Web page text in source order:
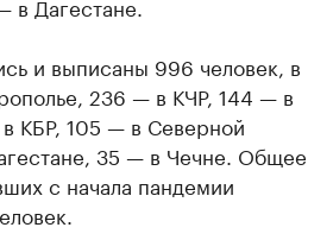
в Дагестане.
и выписаны 996 человек, в
236 — в КЧР, 144 — в
КБР, 105 — в Северной
35 — в Чечне. Общее
с начала пандемии